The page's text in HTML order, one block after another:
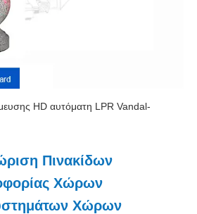
HD αυτόματη LPR Vandal-
Πινακίδων
Χώρων
Χώρων